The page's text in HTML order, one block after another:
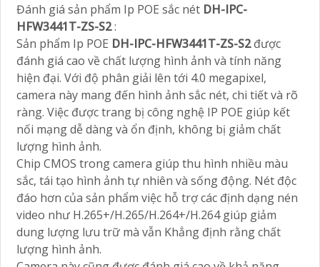
Đánh giá sản phẩm Ip POE sắc nét DH-IPC-
HFW3441T-ZS-S2:
Sản phẩm Ip POE DH-IPC-HFW3441T-ZS-S2được
đánh giá cao về chất lượng hình ảnh và tính năng
hiện đại. Với độ phân giải lên tới 4.0 megapixel,
camera này mang đến hình ảnh sắc nét, chi tiết và rõ
ràng. Việc được trang bị công nghệ IP POE giúp kết
nối mạng dễ dàng và ổn định, không bị giảm chất
lượng hình ảnh.
Chip CMOS trong camera giúp thu hình nhiều màu
sắc, tái tạo hình ảnh tự nhiên và sống động. Nét độc
đáo hơn của sản phẩm việc hỗ trợ các định dạng nén
video như H.265+/H.265/H.264+/H.264 giúp giảm
dung lượng lưu trữ mà vẫn Khẳng định rằng chất
lượng hình ảnh.